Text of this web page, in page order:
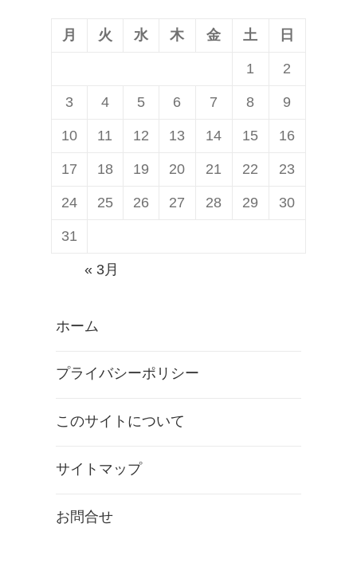
月 火 水 木 金 土 日
1 2
3 4 5 6 7 8 9
10 11 12 13 14 15 16
17 18 19 20 21 22 23
24 25 26 27 28 29 30
31
« 3月
ホーム
プライバシーポリシー
このサイトについて
サイトマップ
お問合せ